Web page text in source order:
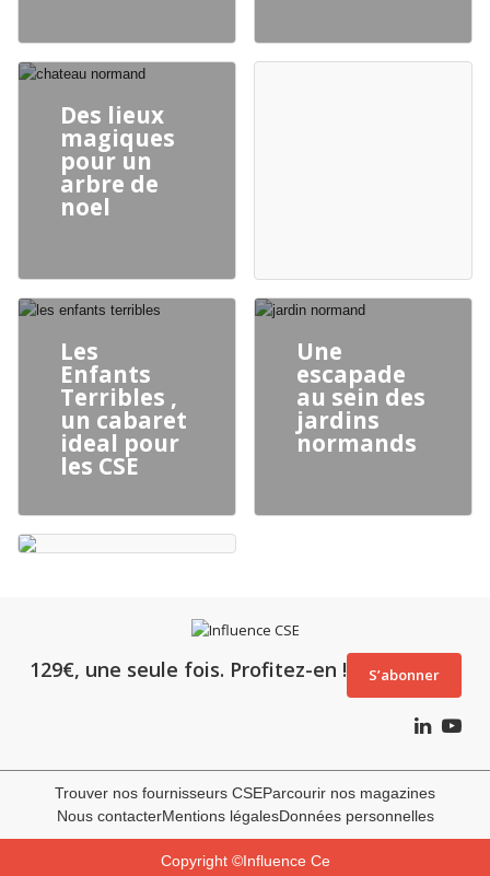
Des lieux
magiques
pour un
arbre de
noel
Les
Enfants
Terribles ,
un cabaret
ideal pour
les CSE
Une
escapade
au sein des
jardins
normands
129€, une seule fois. Profitez-en ! S’abonner
Trouver nos fournisseurs CSEParcourir nos magazines
Nous contacterMentions légalesDonnées personnelles
Copyright ©Influence Ce